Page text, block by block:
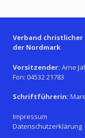
Verband christlicher
der Nordmark
Vorsitzender: Arne
Fon: 04532 21783
Schriftführerin:
Impressum
Datenschutzerklärung